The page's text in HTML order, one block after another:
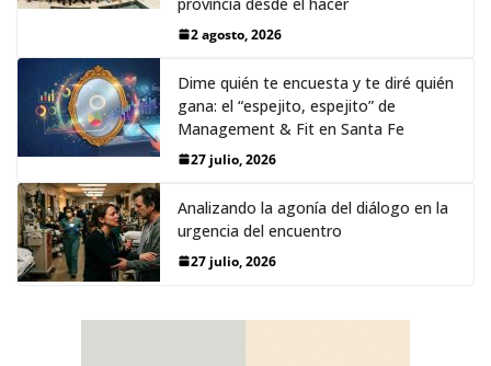
2 agosto, 2026
Dime quién te encuesta y te diré quién
gana: el “espejito, espejito” de
Management & Fit en Santa Fe
27 julio, 2026
Analizando la agonía del diálogo en la
urgencia del encuentro
27 julio, 2026